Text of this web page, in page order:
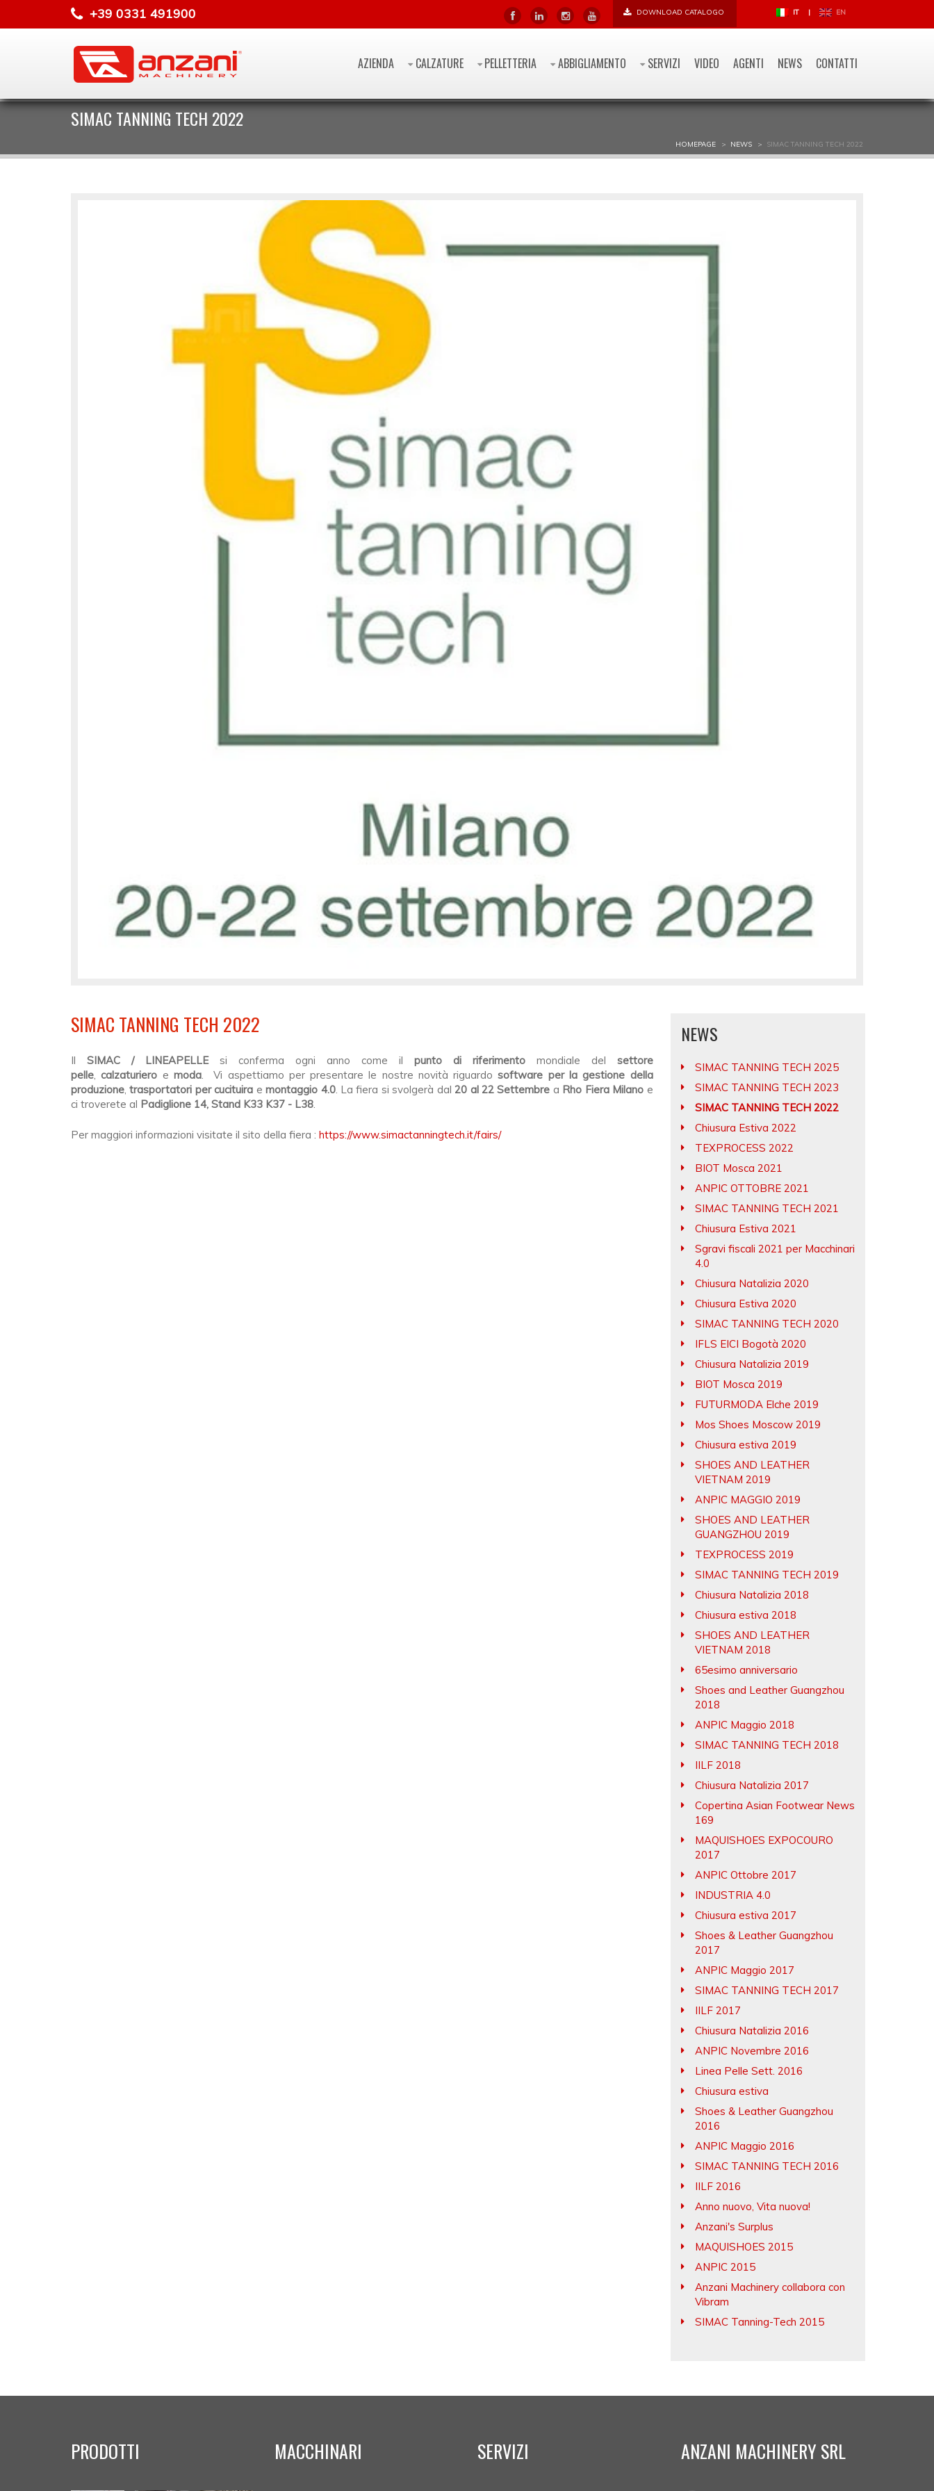
+39 0331 491900 DOWNLOAD CATALOGO IT | EN
AZIENDA CALZATURE PELLETTERIA ABBIGLIAMENTO SERVIZI VIDEO AGENTI NEWS CONTATTI
SIMAC TANNING TECH 2022
HOMEPAGE NEWS SIMAC TANNING TECH 2022
SIMAC TANNING TECH 2022
Il SIMAC / LINEAPELLE si conferma ogni anno come il punto di riferimentomondiale del settore
pelle,calzaturiero e moda. Vi aspettiamo per presentare le nostre novità riguardosoftware per la gestione della
produzione,trasportatori per cucituira emontaggio 4.0. La fiera si svolgerà dal 20 al 22 Settembre a Rho Fiera Milano e
ci troverete al Padiglione 14, Stand K33 K37 - L38.
Per maggiori informazioni visitate il sito della fiera : https://www.simactanningtech.it/fairs/
NEWS
SIMAC TANNING TECH 2025
SIMAC TANNING TECH 2023
SIMAC TANNING TECH 2022
Chiusura Estiva 2022
TEXPROCESS 2022
BIOT Mosca 2021
ANPIC OTTOBRE 2021
SIMAC TANNING TECH 2021
Chiusura Estiva 2021
Sgravi fiscali 2021 per Macchinari
4.0
Chiusura Natalizia 2020
Chiusura Estiva 2020
SIMAC TANNING TECH 2020
IFLS EICI Bogotà 2020
Chiusura Natalizia 2019
BIOT Mosca 2019
FUTURMODA Elche 2019
Mos Shoes Moscow 2019
Chiusura estiva 2019
SHOES AND LEATHER
VIETNAM 2019
ANPIC MAGGIO 2019
SHOES AND LEATHER
GUANGZHOU 2019
TEXPROCESS 2019
SIMAC TANNING TECH 2019
Chiusura Natalizia 2018
Chiusura estiva 2018
SHOES AND LEATHER
VIETNAM 2018
65esimo anniversario
Shoes and Leather Guangzhou
2018
ANPIC Maggio 2018
SIMAC TANNING TECH 2018
IILF 2018
Chiusura Natalizia 2017
Copertina Asian Footwear News
169
MAQUISHOES EXPOCOURO
2017
ANPIC Ottobre 2017
INDUSTRIA 4.0
Chiusura estiva 2017
Shoes & Leather Guangzhou
2017
ANPIC Maggio 2017
SIMAC TANNING TECH 2017
IILF 2017
Chiusura Natalizia 2016
ANPIC Novembre 2016
Linea Pelle Sett. 2016
Chiusura estiva
Shoes & Leather Guangzhou
2016
ANPIC Maggio 2016
SIMAC TANNING TECH 2016
IILF 2016
Anno nuovo, Vita nuova!
Anzani's Surplus
MAQUISHOES 2015
ANPIC 2015
Anzani Machinery collabora con
Vibram
SIMAC Tanning-Tech 2015
PRODOTTI MACCHINARI SERVIZI ANZANI MACHINERY SRL